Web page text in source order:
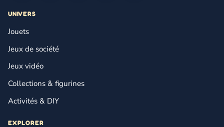
UNIVERS
Jouets
Jeux de société
Jeux vidéo
Collections & figurines
Activités & DIY
EXPLORER